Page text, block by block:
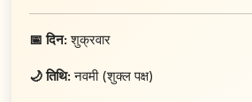
📅 दिन:शुक्रवार
🌙 तिथि:नवमी (शुक्ल पक्ष)